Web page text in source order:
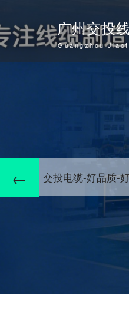
广州交投
Guangzhou
交投电缆-好品质-